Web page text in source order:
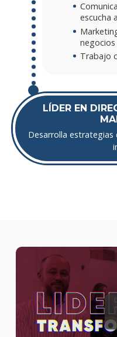
escucha
negocios
Trabajo
LÍDER EN
Desarrolla